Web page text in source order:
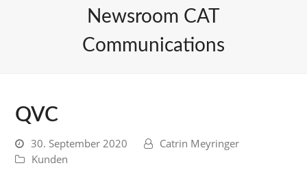
Newsroom CAT
Communications
QVC
30. September 2020
Catrin Meyringer
Kunden